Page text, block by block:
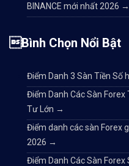
BINANCE mới nhất 2026 →
Bình Chọn Nổi Bật
Điểm Danh 3 Sàn Tiền Số
Điểm Danh Các Sàn
Tư Lớn →
Điểm danh các sàn Forex
2026 →
Điểm Danh Các Sàn